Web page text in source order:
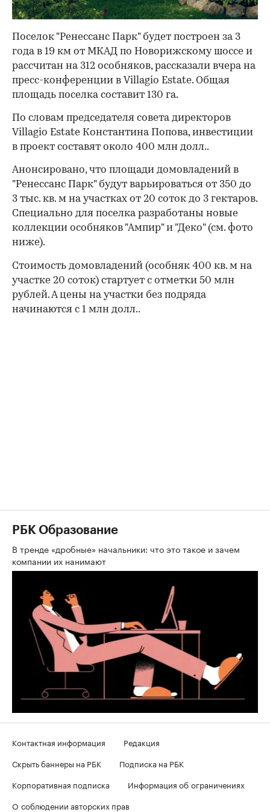
Поселок "Ренессанс Парк" будет построен за 3
года в 19 км от МКАД по Новорижскому шоссе и
рассчитан на 312 особняков, рассказали вчера на
пресс-конференции в Villagio Estate. Общая
площадь поселка составит 130 га.
По словам председателя совета директоров
Villagio Estate Константина Попова, инвестиции
в проект составят около 400 млн долл..
Анонсировано, что площади домовладений в
"Ренессанс Парк" будут варьироваться от 350 до
3 тыс. кв. м на участках от 20 соток до 3 гектаров.
Специально для поселка разработаны новые
коллекции особняков "Ампир" и "Деко" (см. фото
ниже).
Стоимость домовладений (особняк 400 кв. м на
участке 20 соток) стартует с отметки 50 млн
рублей. А цены на участки без подряда
начинаются с 1 млн долл..
РБК Образование
В тренде «дробные» начальники: что это такое и зачем
компании их нанимают
Контактная информация
Редакция
Скрыть баннеры на РБК
Подписка на РБК
Корпоративная подписка
Информация об ограничениях
О соблюдении авторских прав